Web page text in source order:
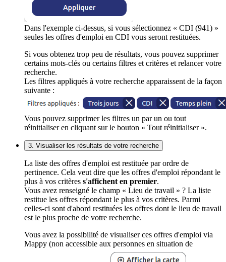
Dans l'exemple ci-dessus, si vous sélectionnez « CDI (941) »
seules les offres d'emploi en CDI vous seront restituées.
Si vous obtenez trop peu de résultats, vous pouvez supprimer
certains mots-clés ou certains filtres et critères et relancer votre
recherche.
Les filtres appliqués à votre recherche apparaissent de la façon
suivante :
Vous pouvez supprimer les filtres un par un ou tout
réinitialiser en cliquant sur le bouton « Tout réinitialiser ».
3. Visualiser les résultats de votre recherche
La liste des offres d'emploi est restituée par ordre de
pertinence. Cela veut dire que les offres d'emploi répondant le
plus à vos critères s'affichent en premier.
Vous avez renseigné le champ « Lieu de travail » ? La liste
restitue les offres répondant le plus à vos critères. Parmi
celles-ci sont d'abord restituées les offres dont le lieu de travail
est le plus proche de votre recherche.
Vous avez la possibilité de visualiser ces offres d'emploi via
Mappy (non accessible aux personnes en situation de